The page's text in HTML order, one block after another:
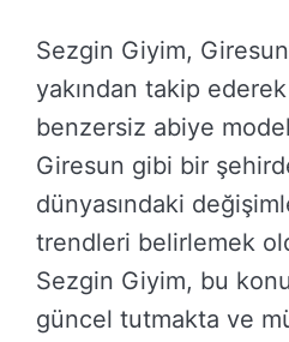
Sezgin Giyim,
yakından takip
benzersiz abiye
Giresun gibi bir
dünyasındaki
trendleri belirlemek
Sezgin Giyim, bu
güncel tutmakta ve